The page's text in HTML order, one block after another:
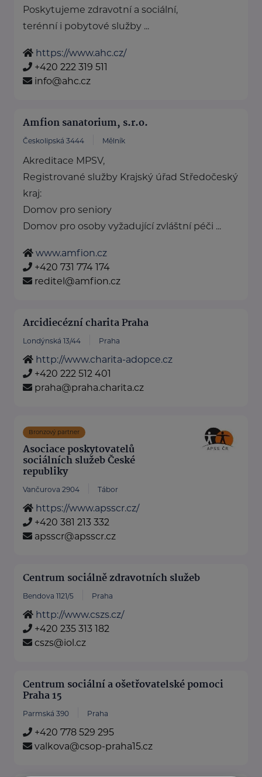
Poskytujeme zdravotní a sociální,
terénní i pobytové služby ...
https://www.ahc.cz/
+420 222 319 511
info@ahc.cz
Amfion sanatorium, s.r.o.
Českolipská 3444 Mělník
Akreditace MPSV,
Registrované služby Krajský úřad Středočeský
kraj:
Domov pro seniory
Domov pro osoby vyžadující zvláštní péči ...
www.amfion.cz
+420 731 774 174
reditel@amfion.cz
Arcidiecézní charita Praha
Londýnská 13/44 Praha
http://www.charita-adopce.cz
+420 222 512 401
praha@praha.charita.cz
Bronzový partner
Asociace poskytovatelů
sociálních služeb České
republiky
Vančurova 2904 Tábor
https://www.apsscr.cz/
+420 381 213 332
apsscr@apsscr.cz
Centrum sociálně zdravotních služeb
Bendova 1121/5 Praha
http://www.cszs.cz/
+420 235 313 182
cszs@iol.cz
Centrum sociální a ošetřovatelské pomoci
Praha 15
Parmská 390 Praha
+420 778 529 295
valkova@csop-praha15.cz